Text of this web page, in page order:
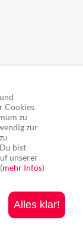
Blogs)
Cookies
zu
zur
bist
unserer
mehr Infos)
Alles klar!